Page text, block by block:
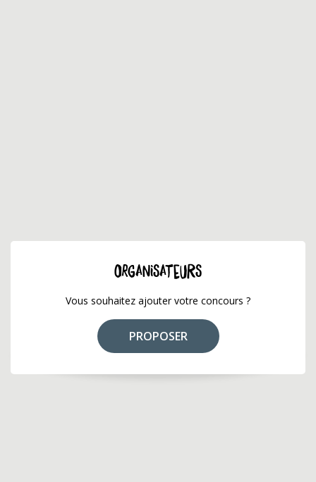
ORGANISATEURS
Vous souhaitez ajouter votre concours ?
PROPOSER